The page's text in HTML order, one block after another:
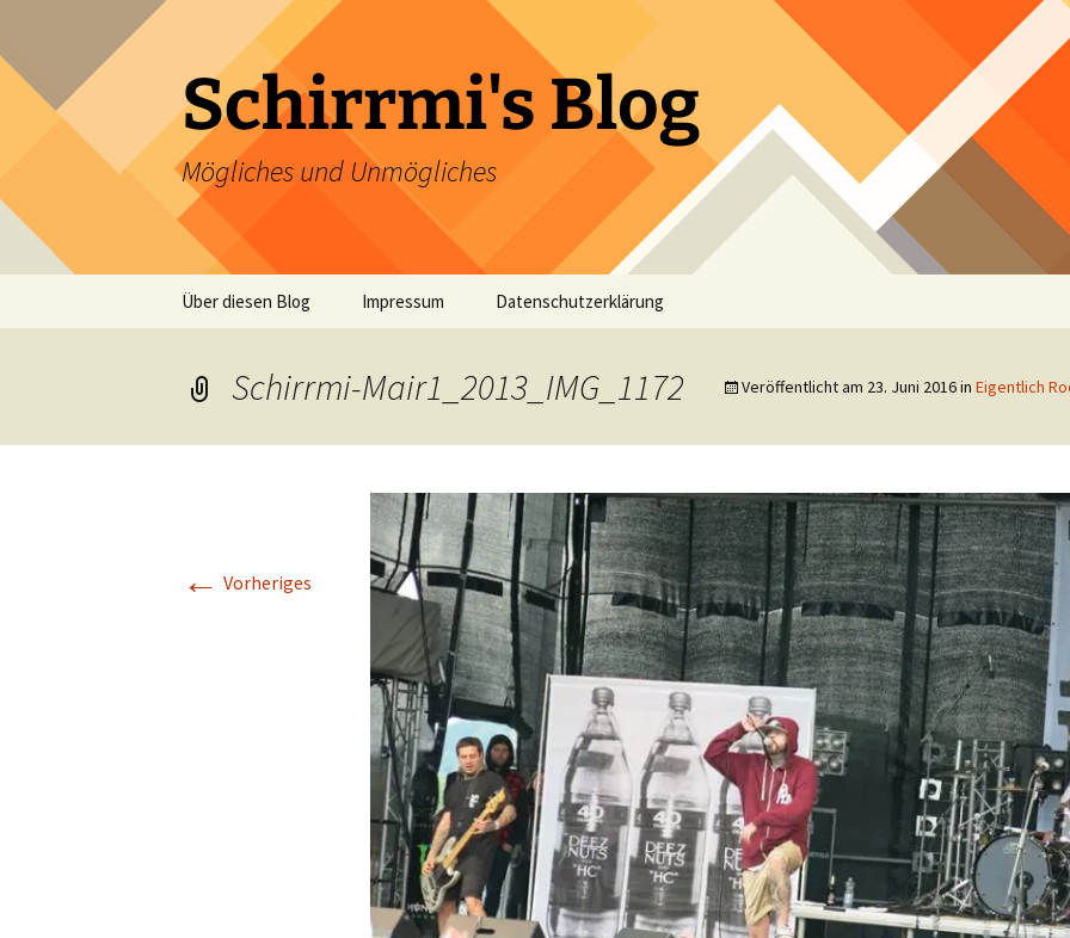
springen
Schirrmi's Blog
Mögliches und Unmögliches
Über diesen Blog Impressum Datenschutzerklärung
Schirrmi-Mair1_2013_IMG_1172 Veröffentlicht am 23. Juni 2016in Eigentlich
← Vorheriges